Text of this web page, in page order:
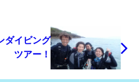
ダイビング
ツアー！